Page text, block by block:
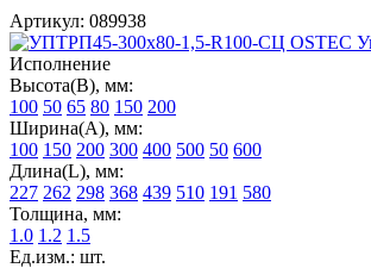
Артикул: 089938
Исполнение
Высота(В), мм:
100 50 65 80 150 200
Ширина(А), мм:
100 150 200 300 400 500 50 600
Длина(L), мм:
227 262 298 368 439 510 191 580
Толщина, мм:
1.0 1.2 1.5
Ед.изм.: шт.